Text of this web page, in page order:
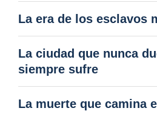
La era de los esclavos
La ciudad que nunca
siempre sufre
La muerte que camina